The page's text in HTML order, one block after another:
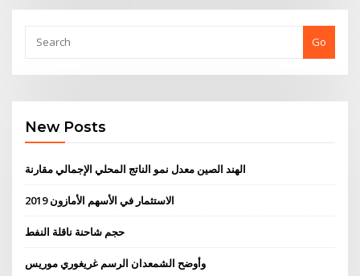
Go
New Posts
الهند الصين معدل نمو الناتج المحلي الإجمالي مقارنة
الاستثمار في الأسهم الأمازون 2019
حجم شاحنة ناقلة النفط
وأوضح الشمعدان الرسم غريغوري موريس